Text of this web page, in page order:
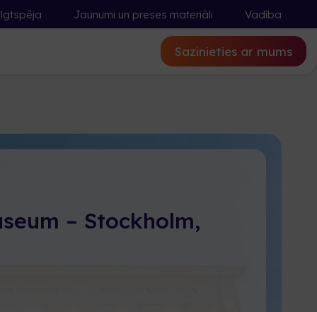
Jaunumi un preses materiāli Vadība
Sazinieties ar mums
– Stockholm,